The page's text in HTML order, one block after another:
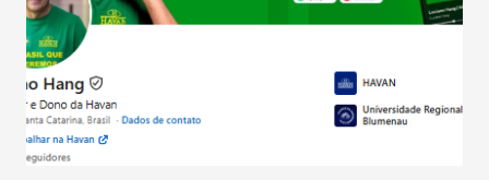
bares e restaurantes operaram com lucro e outros 40%
registraram equilíbrio financeiro. Já o percentual de
estabelecimentos no prejuízo ficou em 19%, pouco abaixo
do observado no mês anterior. Outros 1% não existiam em
novembro. Em relação a outubro, o faturamento também
cresceu. De acordo com a pesquisa, 44% dos n...